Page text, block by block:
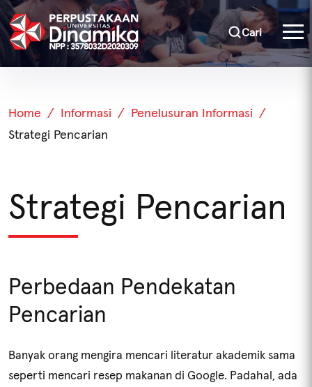
Cari
Home Informasi
Penelusuran Informasi
Strategi Pencarian
Strategi Pencarian
Perbedaan Pendekatan
Pencarian
Banyak orang mengira mencari literatur akademik sama
seperti mencari resep makanan di Google. Padahal, ada